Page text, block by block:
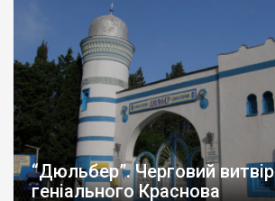
“Дюльбер”. Черговий витвір
геніального Краснова